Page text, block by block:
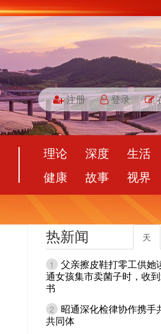
注册 登录
理论 深度
生活
健康
故事 视界
热新闻 天
1
父亲擦皮鞋打零工供她
通女孩集市卖菌子时，收
书
2
昭通深化检律协作携手
共同体